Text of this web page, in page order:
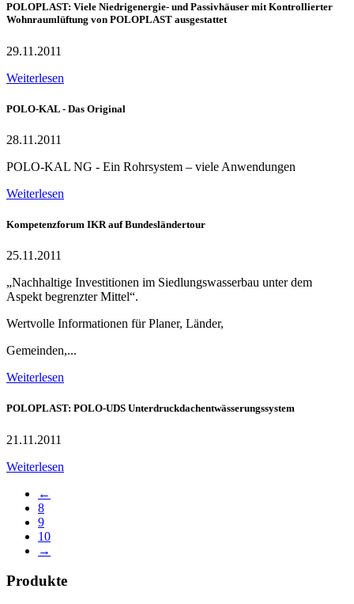
POLOPLAST: Viele Niedrigenergie- und Passivhäuser mit Kontrollierter
Wohnraumlüftung von POLOPLAST ausgestattet
29.11.2011
Weiterlesen
POLO-KAL - Das Original
28.11.2011
POLO-KAL NG - Ein Rohrsystem – viele Anwendungen
Weiterlesen
Kompetenzforum IKR auf Bundesländertour
25.11.2011
„Nachhaltige Investitionen im Siedlungswasserbau unter dem
Aspekt begrenzter Mittel“.
Wertvolle Informationen für Planer, Länder,
Gemeinden,...
Weiterlesen
POLOPLAST: POLO-UDS Unterdruckdachentwässerungssystem
21.11.2011
Weiterlesen
←
8
9
10
→
Produkte